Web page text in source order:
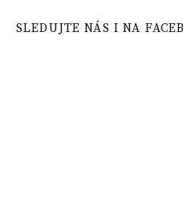
SLEDUJTE NÁS I NA